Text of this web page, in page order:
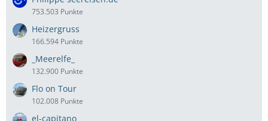
753.503 Punkte
Heizergruss
166.594 Punkte
_Meerelfe_
132.900 Punkte
Flo on Tour
102.008 Punkte
el-capitano